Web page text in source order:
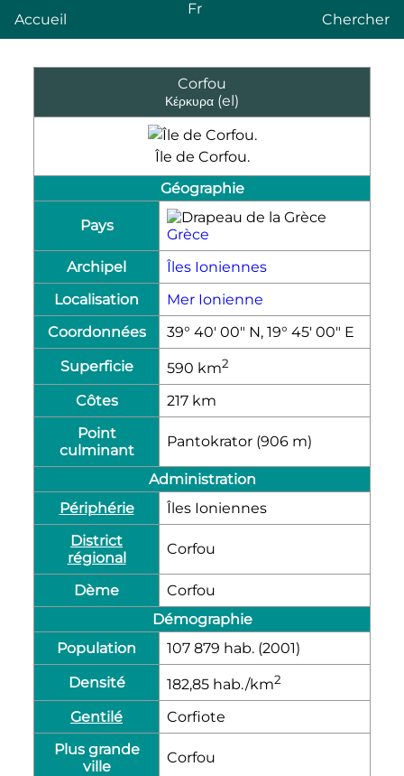
Accueil
Fr
Chercher
Corfou
Κέρκυρα (el)
Île de Corfou.
Géographie
Pays
Grèce
Archipel
Îles Ioniennes
Localisation
Mer Ionienne
Coordonnées
39° 40′ 00″ N, 19° 45′ 00″ E
Superficie
590 km2
Côtes 217 km
Point
culminant
Pantokrator (906 m)
Administration
Périphérie
Îles Ioniennes
District
régional
Corfou
Dème
Corfou
Démographie
Population
107 879 hab. (2001)
Densité
182,85 hab./km2
Gentilé
Corfiote
Plus grande
ville
Corfou